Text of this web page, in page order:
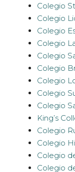
Colegio
Colegio
Colegio
Colegio
Colegio
Colegio
Colegio
Colegio
Colegio
King’s
Colegio
Colegio
Colegio
Colegio